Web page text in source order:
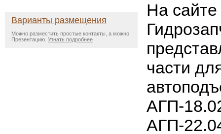
Варианты размещения
Можно разместить простые контакты, а можно
Презентацию. Узнать подробнее
На
части
АГП-
АГП-